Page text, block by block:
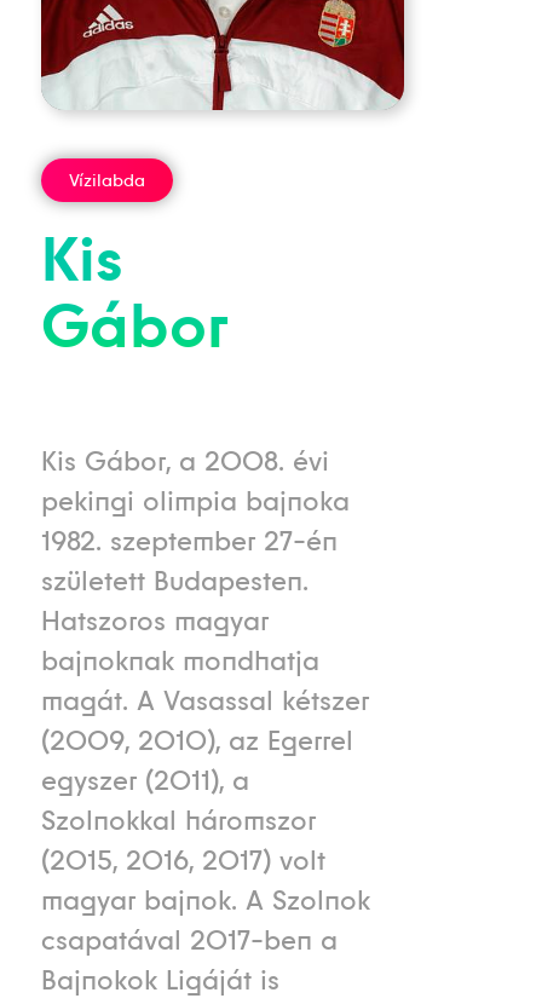
Vízilabda
Kis
Gábor
Kis Gábor, a 2008. évi
pekingi olimpia bajnoka
1982. szeptember 27-én
született Budapesten.
Hatszoros magyar
bajnoknak mondhatja
magát. A Vasassal kétszer
(2009, 2010), az Egerrel
egyszer (2011), a
Szolnokkal háromszor
(2015, 2016, 2017) volt
magyar bajnok. A Szolnok
csapatával 2017-ben a
Bajnokok Ligáját is